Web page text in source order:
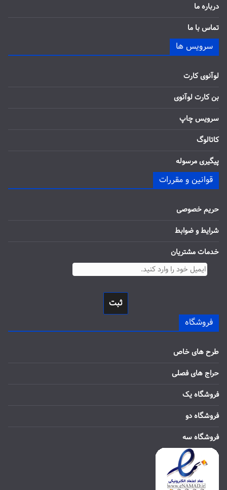
درباره ما
تماس با ما
سرویس ها
لوآنوی کارت
بن کارت لوآنوی
سرویس چاپ
کاتالوگ
پیگیری مرسوله
قوانین و مقررات
حریم خصوصی
شرایط و ضوابط
خدمات مشتریان
ثبت
فروشگاه
طرح های خاص
حراج های فصلی
فروشگاه یک
فروشگاه دو
فروشگاه سه